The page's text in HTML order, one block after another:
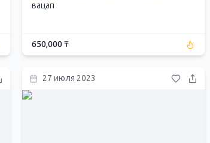
вацап
650,000 ₸
27 июля 2023